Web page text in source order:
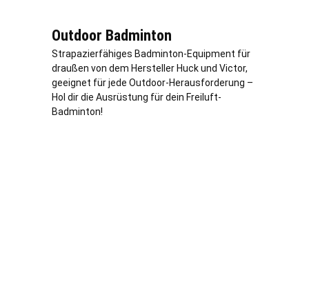
Outdoor Badminton
Strapazierfähiges Badminton-Equipment für
draußen von dem Hersteller Huck und Victor,
geeignet für jede Outdoor-Herausforderung –
Hol dir die Ausrüstung für dein Freiluft-
Badminton!